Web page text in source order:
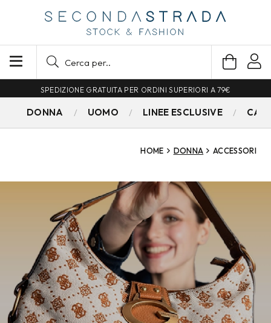
SPEDIZIONE GRATUITA PER ORDINI SUPERIORI A 79€
DONNA UOMO LINEE ESCLUSIVE
HOME DONNA ACCESSORI